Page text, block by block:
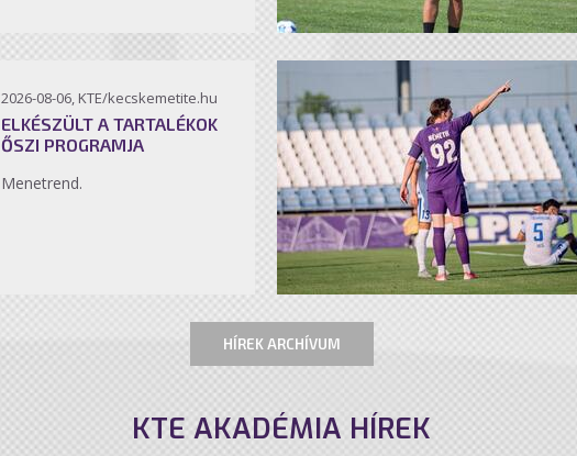
2026-08-06, KTE/kecskemetite.hu
ELKÉSZÜLT A TARTALÉKOK
ŐSZI PROGRAMJA
Menetrend.
HÍREK ARCHÍVUM
KTE AKADÉMIA HÍREK